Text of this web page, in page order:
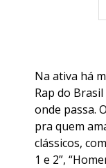
Na ativa há
Rap do
onde passa.
pra quem
clássicos,
1 e 2”,